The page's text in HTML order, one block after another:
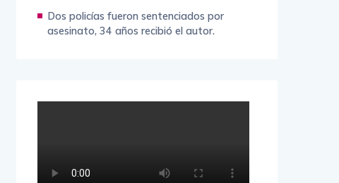
Dos policías fueron sentenciados por
asesinato, 34 años recibió el autor.